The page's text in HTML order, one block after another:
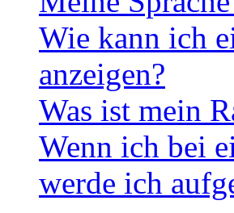
Wie kann ich
anzeigen?
Was ist mein
Wenn ich bei
werde ich